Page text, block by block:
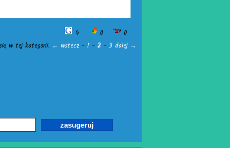
4 0
0
w tej kategorii. ← wstecz - 1 - 2 - 3 dalej →